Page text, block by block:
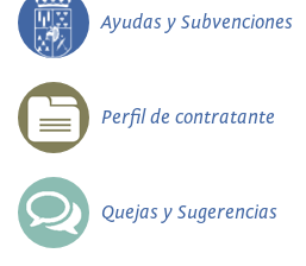
Ayudas y Subvenciones
Perfil de contratante
Quejas y Sugerencias